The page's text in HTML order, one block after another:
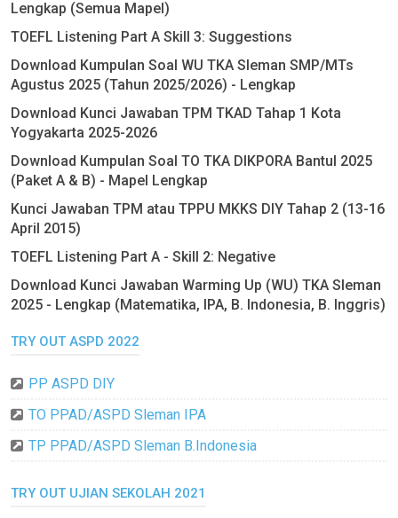
Lengkap (Semua Mapel)
TOEFL Listening Part A Skill 3: Suggestions
Download Kumpulan Soal WU TKA Sleman SMP/MTs
Agustus 2025 (Tahun 2025/2026) - Lengkap
Download Kunci Jawaban TPM TKAD Tahap 1 Kota
Yogyakarta 2025-2026
Download Kumpulan Soal TO TKA DIKPORA Bantul 2025
(Paket A & B) - Mapel Lengkap
Kunci Jawaban TPM atau TPPU MKKS DIY Tahap 2 (13-16
April 2015)
TOEFL Listening Part A - Skill 2: Negative
Download Kunci Jawaban Warming Up (WU) TKA Sleman
2025 - Lengkap (Matematika, IPA, B. Indonesia, B. Inggris)
TRY OUT ASPD 2022
PP ASPD DIY
TO PPAD/ASPD Sleman IPA
TP PPAD/ASPD Sleman B.Indonesia
TRY OUT UJIAN SEKOLAH 2021